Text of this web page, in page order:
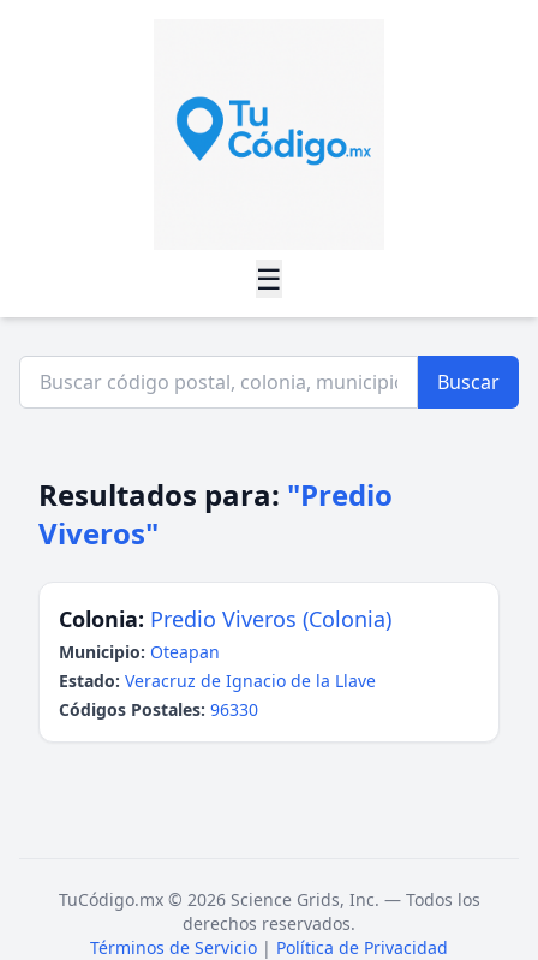
☰
Buscar
Resultados para: "Predio
Viveros"
Colonia: Predio Viveros (Colonia)
Municipio: Oteapan
Estado: Veracruz de Ignacio de la Llave
Códigos Postales: 96330
TuCódigo.mx © 2026 Science Grids, Inc. — Todos los
derechos reservados.
Términos de Servicio | Política de Privacidad